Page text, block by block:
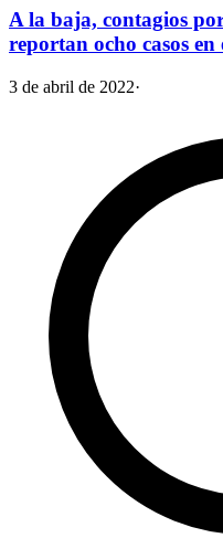
A la baja, contagios
reportan ocho casos
3 de abril de 2022·